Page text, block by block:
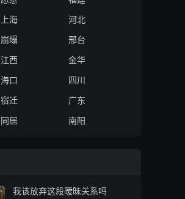
上海
河北
崩塌
邢台
江西
金华
海口
四川
宿迁
广东
同居 南阳
我该放弃这段暧昧关系吗